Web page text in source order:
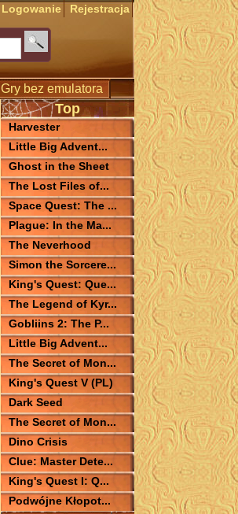
Logowanie Rejestracja
Gry bez emulatora
Top
Harvester
Little Big Advent...
Ghost in the Sheet
The Lost Files of...
Space Quest: The ...
Plague: In the Ma...
The Neverhood
Simon the Sorcere...
King's Quest: Que...
The Legend of Kyr...
Gobliins 2: The P...
Little Big Advent...
The Secret of Mon...
King's Quest V (PL)
Dark Seed
The Secret of Mon...
Dino Crisis
Clue: Master Dete...
King's Quest I: Q...
Podwójne Kłopot...